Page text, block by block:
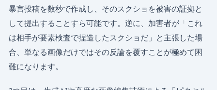
暴言投稿を数秒で作成し、そのスクショを被害の証拠と
して提出することすら可能です。逆に、加害者が「これ
は相手が要素検査で捏造したスクショだ」と主張した場
合、単なる画像だけではその反論を覆すことが極めて困
難になります。